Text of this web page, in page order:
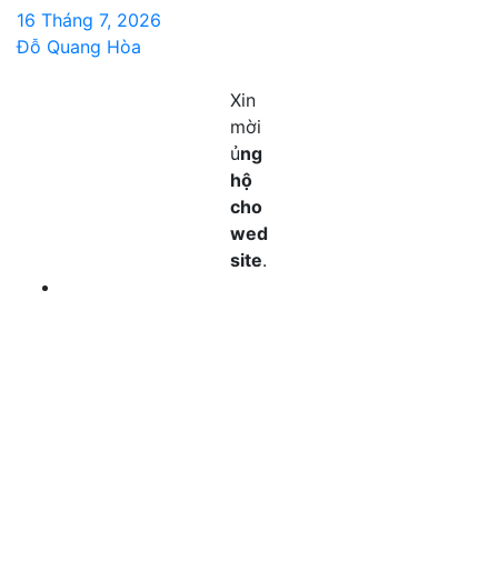
16 Tháng 7, 2026
Đỗ Quang Hòa
Xin
mời
ủng
hộ
cho
wed
site.